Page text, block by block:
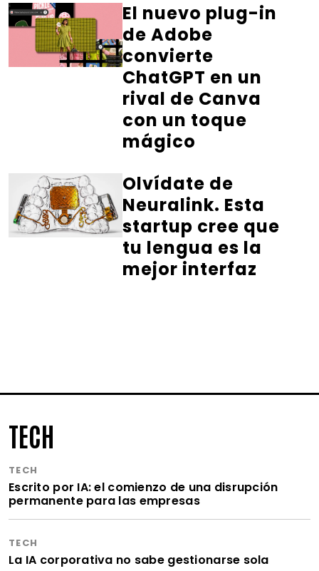
El nuevo plug-in
de Adobe
convierte
ChatGPT en un
rival de Canva
con un toque
mágico
Olvídate de
Neuralink. Esta
startup cree que
tu lengua es la
mejor interfaz
TECH
TECH
Escrito por IA: el comienzo de una disrupción
permanente para las empresas
TECH
La IA corporativa no sabe gestionarse sola